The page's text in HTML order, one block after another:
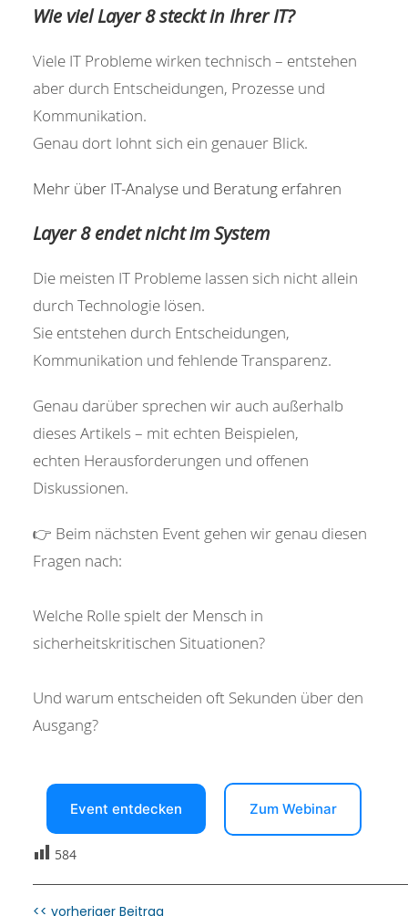
Wie viel Layer 8 steckt in Ihrer IT?
Viele IT Probleme wirken technisch – entstehen
aber durch Entscheidungen, Prozesse und
Kommunikation.
Genau dort lohnt sich ein genauer Blick.
Mehr über IT-Analyse und Beratung erfahren
Layer 8 endet nicht im System
Die meisten IT Probleme lassen sich nicht allein
durch Technologie lösen.
Sie entstehen durch Entscheidungen,
Kommunikation und fehlende Transparenz.
Genau darüber sprechen wir auch außerhalb
dieses Artikels – mit echten Beispielen,
echten Herausforderungen und offenen
Diskussionen.
👉 Beim nächsten Event gehen wir genau diesen
Fragen nach:
Welche Rolle spielt der Mensch in
sicherheitskritischen Situationen?
Und warum entscheiden oft Sekunden über den
Ausgang?
Event entdecken Zum Webinar
584
<< vorheriger Beitrag